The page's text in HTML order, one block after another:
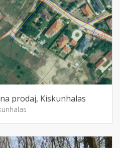
prodaj, Kiskunhalas